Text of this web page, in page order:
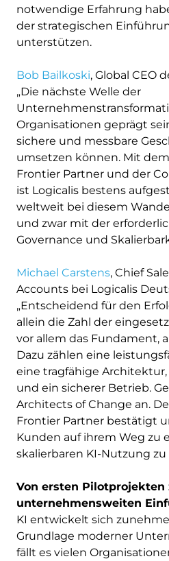
notwendige Erfahrung
der strategischen
unterstützen.
Bob Bailkoski, Global CEO
„Die nächste Welle der
Organisationen geprägt
sichere und messbare
umsetzen können. Mit
Frontier Partner und der
ist Logicalis bestens
weltweit bei diesem
und zwar mit der
Governance und
Michael Carstens, Chief
Accounts bei Logicalis
„Entscheidend für den
allein die Zahl der
vor allem das Fundament,
Dazu zählen eine
eine tragfähige
und ein sicherer Betrieb.
Architects of Change an.
Frontier Partner bestätigt
Kunden auf ihrem Weg zu
skalierbaren KI-Nutzung zu
Von ersten Pilotprojekten
unternehmensweiten
KI entwickelt sich
Grundlage moderner
fällt es vielen